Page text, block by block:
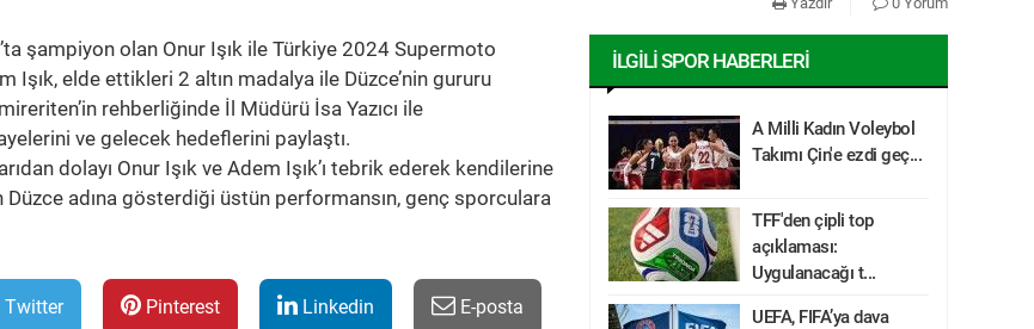
şampiyon olan Onur Işık ile Türkiye 2024 Supermoto
Işık, elde ettikleri 2 altın madalya ile Düzce’nin gururu
rehberliğinde İl Müdürü İsa Yazıcı ile
ve gelecek hedeflerini paylaştı.
dolayı Onur Işık ve Adem Işık’ı tebrik ederek kendilerine
Düzce adına gösterdiği üstün performansın, genç sporculara
Twitter Pinterest Linkedin E-posta
İLGILI SPOR HABERLERI
A Milli Kadın Voleybol
Takımı Çin'e ezdi geç...
TFF'den çipli top
açıklaması:
Uygulanacağı t...
UEFA, FIFA’ya dava